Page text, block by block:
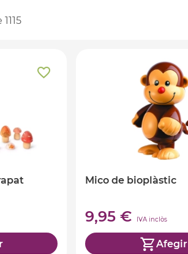
1115
Mico de bioplàstic
9,95 € IVA inclòs
Afegir